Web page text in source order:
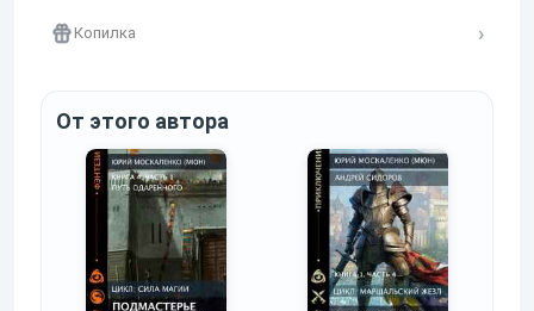
Копилка
От этого автора